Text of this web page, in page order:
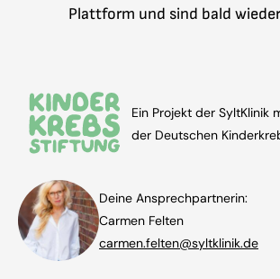
Plattform und sind bald
Ein Projekt der SyltKlinik
der Deutschen
Deine Ansprechpartnerin:
Carmen Felten
carmen.felten@syltklinik.de